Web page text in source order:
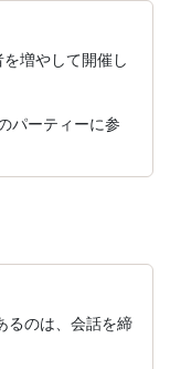
増やして開催し
パーティーに参
るのは、会話を締